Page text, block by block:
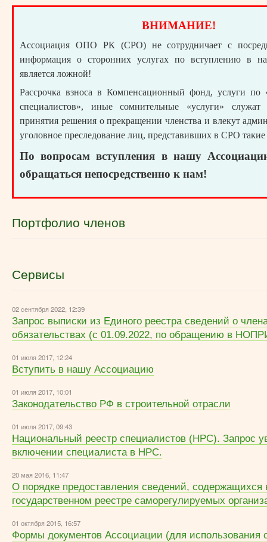
ВНИМАНИЕ!
Ассоциация ОПО РК (СРО) не сотрудничает с
информация о сторонних услугах по вступлению в
является ложной!
Рассрочка взноса в Компенсационный фонд, услуги по
специалистов», иные сомнительные «услуги» служат
принятия решения о прекращении членства и влекут
уголовное преследование лиц, представивших в СРО
По вопросам вступления в нашу
обращаться непосредственно к нам!
Портфолио членов
Сервисы
02 сентября 2022, 12:39
Запрос выписки из Единого реестра сведений о
обязательствах (с 01.09.2022, по обращению в
01 июля 2017, 12:24
Вступить в нашу Ассоциацию
01 июля 2017, 10:01
Законодательство РФ в строительной отрасли
01 июля 2017, 09:43
Национальный реестр специалистов (НРС). Запрос
включении специалиста в НРС.
20 мая 2016, 11:47
О порядке предоставления сведений, содержащихся
государственном реестре саморегулируемых
01 октября 2015, 16:57
Формы документов Ассоциации (для использования